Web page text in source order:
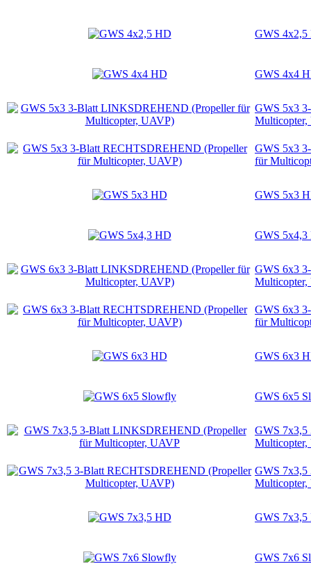
GWS 4x2,5
GWS 4x4
GWS 5x3
GWS 5x3
für
GWS 5x3
GWS 5x4,3
GWS 6x3
GWS 6x3
für
GWS 6x3
GWS 6x5
GWS
GWS
GWS 7x3,5
GWS 7x6